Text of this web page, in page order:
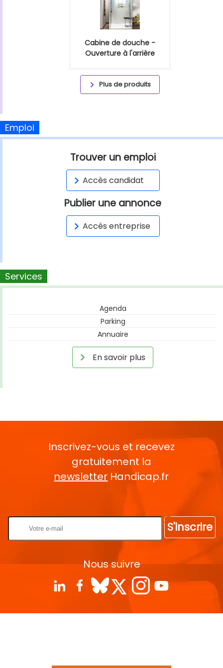
Cabine de douche -
Ouverture à l'arrière
Plus de produits
Emploi
Trouver un emploi
Accès candidat
Publier une annonce
Accès entreprise
Services
Agenda
Parking
Annuaire
En savoir plus
Inscrivez-vous et recevez
gratuitement la
newsletter Handicap.fr
S'inscrire
Nous suivre